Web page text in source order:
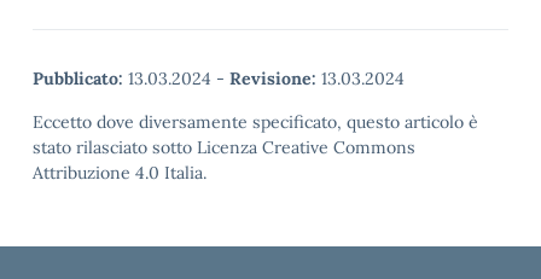
Pubblicato: 13.03.2024 - Revisione: 13.03.2024
Eccetto dove diversamente specificato, questo articolo è
stato rilasciato sotto Licenza Creative Commons
Attribuzione 4.0 Italia.